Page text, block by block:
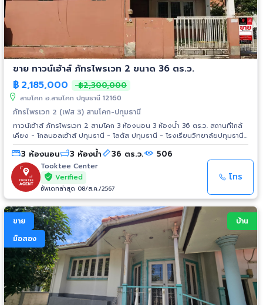
ขาย ทาวน์เฮ้าส์ ภัทรไพรเวท 2 ขนาด 36 ตร.ว.
฿ 2,185,000 ฿2,300,000
สามโคก อ.สามโคก ปทุมธานี 12160
ภัทรไพรเวท 2 (เฟส 3) สามโคก-ปทุมธานี
ทาวน์เฮ้าส์ ภัทรไพรเวท 2 สามโคก 3 ห้องนอน 3 ห้องน้ำ 36 ตร.ว. สถานที่ใกล้
เคียง - โกลบอลเฮ้าส์ ปทุมธานี - โลตัส ปทุมธานี - โรงเรียนวิทยาลัยปทุมธานี
- วิทยาลัยเทคโนโลยีปทุมธานี - โรงเรียนคณะราษฎร์บำรุงปทุมธานี - โรง
พยาบาลปทุมธานี - โรงพยาบาลกรุงสยาม
3 ห้องนอน 3 ห้องน้ำ 36 ตร.ว. 506
Tooktee Center
Verified
อัพเดทล่าสุด 08/ส.ค./2567
โทร
ขาย
มือสอง
บ้าน